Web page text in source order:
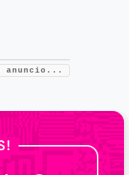
anuncio...